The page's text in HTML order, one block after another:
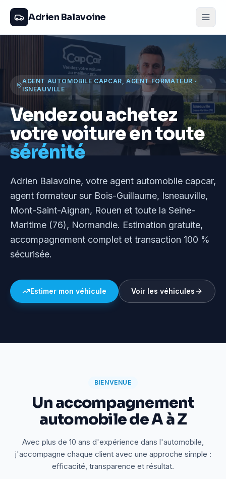
Adrien Balavoine
AGENT AUTOMOBILE CAPCAR, AGENT FORMATEUR ·
ISNEAUVILLE
Vendez ou achetez
votre voiture en toute
sérénité
Adrien Balavoine, votre agent automobile capcar,
agent formateur sur Bois-Guillaume, Isneauville,
Mont-Saint-Aignan, Rouen et toute la Seine-
Maritime (76), Normandie. Estimation gratuite,
accompagnement complet et transaction 100 %
sécurisée.
Estimer mon véhicule Voir les véhicules
BIENVENUE
Un accompagnement
automobile de A à Z
Avec plus de 10 ans d'expérience dans l'automobile,
j'accompagne chaque client avec une approche simple :
efficacité, transparence et résultat.